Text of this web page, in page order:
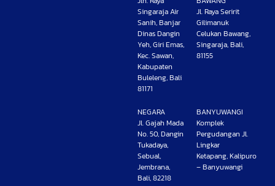
Singaraja Air
Sanih, Banjar
Dinas Dangin
Yeh, Giri Emas,
Kec. Sawan,
Kabupaten
Buleleng, Bali
81171
Jl. Raya Seririt
Gilimanuk
Celukan Bawang,
Singaraja, Bali,
81155
NEGARA
Jl. Gajah Mada
No. 50, Dangin
Tukadaya,
Sebual,
Jembrana,
Bali, 82218
BANYUWANGI
Komplek
Pergudangan Jl.
Lingkar
Ketapang, Kalipuro
– Banyuwangi